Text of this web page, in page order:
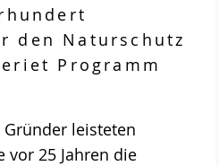
den Naturschutz
Programm
Gründer leisteten
vor 25 Jahren die